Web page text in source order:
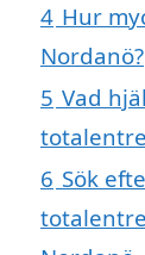
4 Hur
Nordanö?
5 Vad
6 Sök